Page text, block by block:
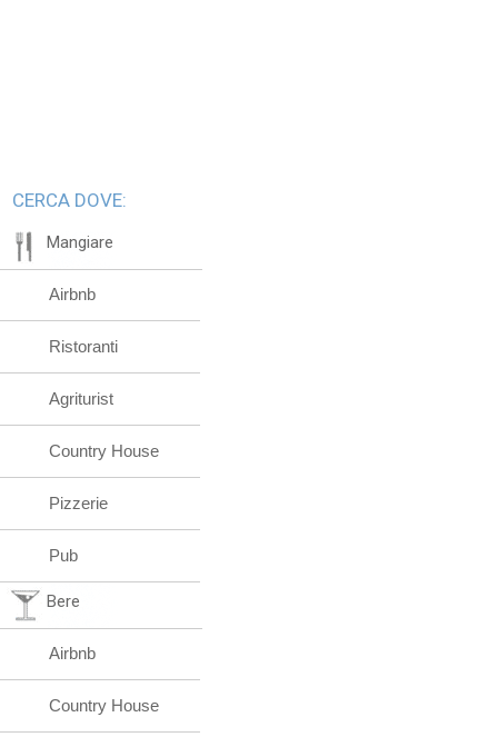
CERCA DOVE:
Mangiare
Airbnb
Ristoranti
Agriturist
Country House
Pizzerie
Pub
Bere
Airbnb
Country House